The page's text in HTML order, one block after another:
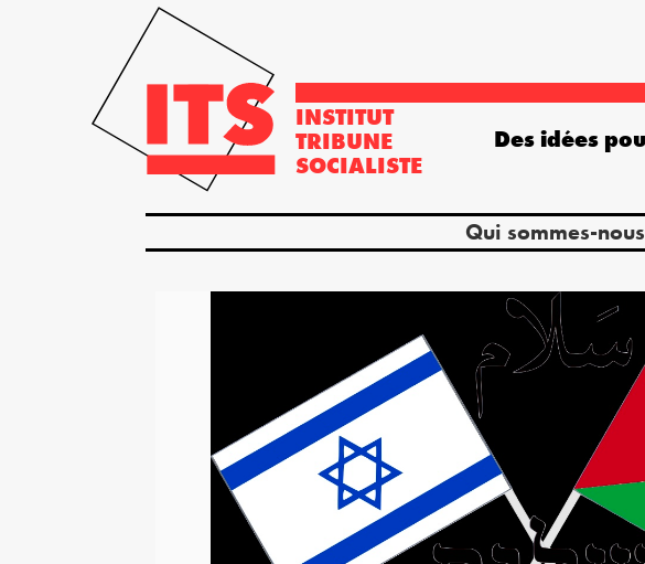
INSTITUT
TRIBUNE
SOCIALISTE
Qui sommes-
Des idées